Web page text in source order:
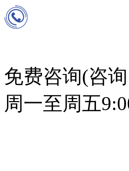
免费咨询(咨
周一至周五